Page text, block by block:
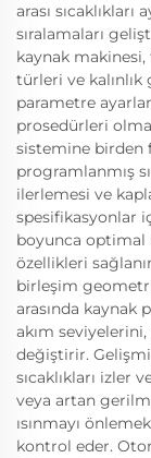
arası
sıralamaları
kaynak
türleri ve kalınlık
parametre
prosedürleri
sistemine birden
programlanmış
ilerlemesi ve
spesifikasyonlar
boyunca optimal
özellikleri
birleşim
arasında
akım
değiştirir.
sıcaklıkları izler
veya artan
ısınmayı
kontrol eder.